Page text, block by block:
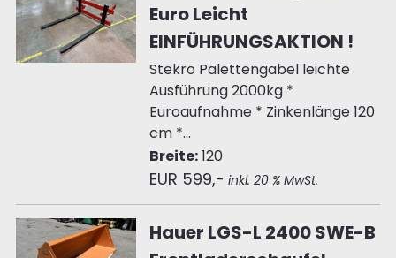
Euro Leicht
EINFÜHRUNGSAKTION !
Stekro Palettengabel leichte
Ausführung 2000kg *
Euroaufnahme * Zinkenlänge 120
cm *...
Breite:120
EUR 599,- inkl. 20 % MwSt.
Hauer LGS-L 2400 SWE-B